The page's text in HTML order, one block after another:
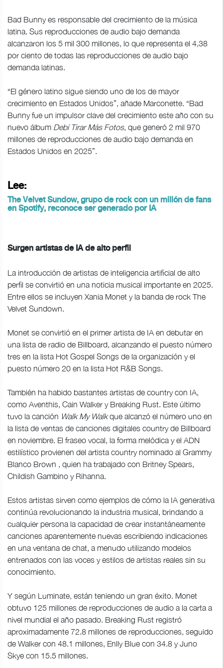
Bad Bunny es responsable del crecimiento de la música
latina. Sus reproducciones de audio bajo demanda
alcanzaron los 5 mil 300 millones, lo que representa el 4,38
por ciento de todas las reproducciones de audio bajo
demanda latinas.
“El género latino sigue siendo uno de los de mayor
crecimiento en Estados Unidos”, añade Marconette. “Bad
Bunny fue un impulsor clave del crecimiento este año con su
nuevo álbum Debí Tirar Más Fotos, que generó 2 mil 970
millones de reproducciones de audio bajo demanda en
Estados Unidos en 2025”.
Lee:
The Velvet Sundow, grupo de rock con un millón de fans
en Spotify, reconoce ser generado por IA
Surgen artistas de IA de alto perfil
La introducción de artistas de inteligencia artificial de alto
perfil se convirtió en una noticia musical importante en 2025.
Entre ellos se incluyen Xania Monet y la banda de rock The
Velvet Sundown.
Monet se convirtió en el primer artista de IA en debutar en
una lista de radio de Billboard, alcanzando el puesto número
tres en la lista Hot Gospel Songs de la organización y el
puesto número 20 en la lista Hot R&B Songs.
También ha habido bastantes artistas de country con IA,
como Aventhis, Cain Walker y Breaking Rust. Este último
tuvo la canción Walk My Walkque alcanzó el número uno en
la lista de ventas de canciones digitales country de Billboard
en noviembre. El fraseo vocal, la forma melódica y el ADN
estilístico provienen del artista country nominado al Grammy
Blanco Brown , quien ha trabajado con Britney Spears,
Childish Gambino y Rihanna.
Estos artistas sirven como ejemplos de cómo la IA generativa
continúa revolucionando la industria musical, brindando a
cualquier persona la capacidad de crear instantáneamente
canciones aparentemente nuevas escribiendo indicaciones
en una ventana de chat, a menudo utilizando modelos
entrenados con las voces y estilos de artistas reales sin su
conocimiento.
Y según Luminate, están teniendo un gran éxito. Monet
obtuvo 125 millones de reproducciones de audio a la carta a
nivel mundial el año pasado. Breaking Rust registró
aproximadamente 72.8 millones de reproducciones, seguido
de Walker con 48.1 millones, Enlly Blue con 34.8 y Juno
Skye con 15.5 millones.